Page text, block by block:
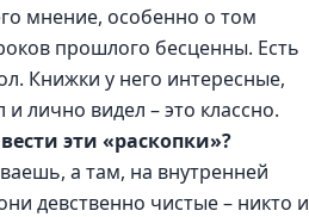
мнение, особенно о том
прошлого бесценны. Есть
Книжки у него интересные,
лично видел – это классно.
эти «раскопки»?
а там, на внутренней
девственно чистые – никто и